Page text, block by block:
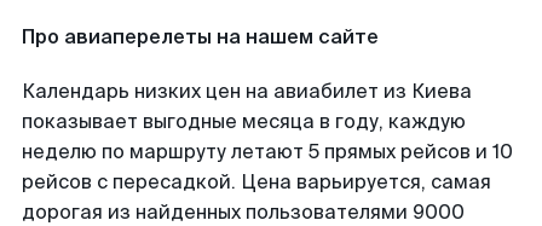
Про авиаперелеты на нашем сайте
Календарь низких цен на авиабилет из Киева
показывает выгодные месяца в году, каждую
неделю по маршруту летают 5 прямых рейсов и 10
рейсов с пересадкой. Цена варьируется, самая
дорогая из найденных пользователями 9000